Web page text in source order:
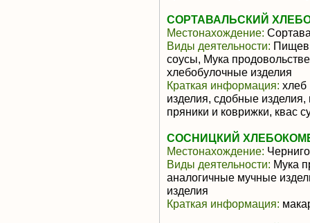
СОРТАВАЛЬСКИЙ
Местонахождение:
Виды деятельности:
соусы, Мука
хлебобулочные изделия
Краткая информация: хлеб
изделия, сдобные
пряники и коврижки, квас
СОСНИЦКИЙ
Местонахождение:
Виды деятельности: Мука
аналогичные мучные
изделия
Краткая информация: